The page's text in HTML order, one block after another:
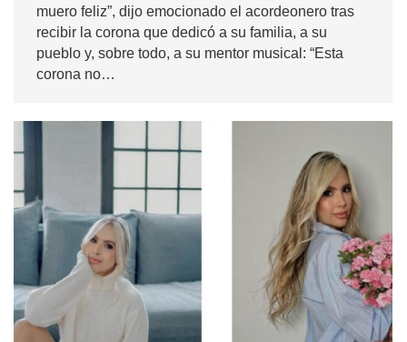
muero feliz”, dijo emocionado el acordeonero tras
recibir la corona que dedicó a su familia, a su
pueblo y, sobre todo, a su mentor musical: “Esta
corona no…